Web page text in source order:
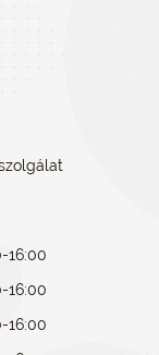
16:00
16:00
16:00